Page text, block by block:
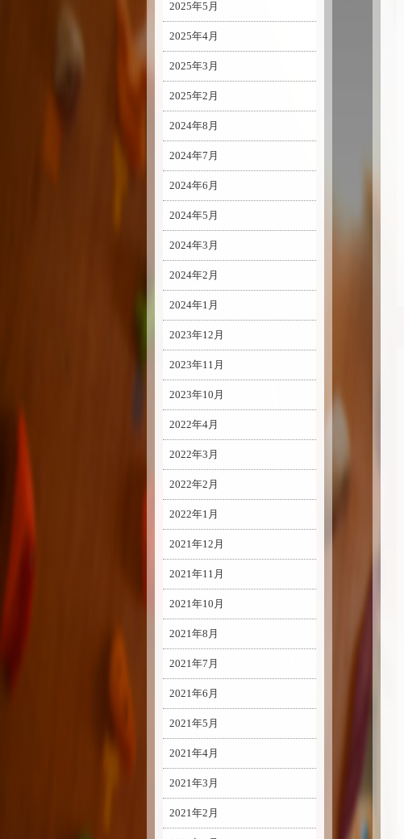
2025年5月
2025年4月
2025年3月
2025年2月
2024年8月
2024年7月
2024年6月
2024年5月
2024年3月
2024年2月
2024年1月
2023年12月
2023年11月
2023年10月
2022年4月
2022年3月
2022年2月
2022年1月
2021年12月
2021年11月
2021年10月
2021年8月
2021年7月
2021年6月
2021年5月
2021年4月
2021年3月
2021年2月